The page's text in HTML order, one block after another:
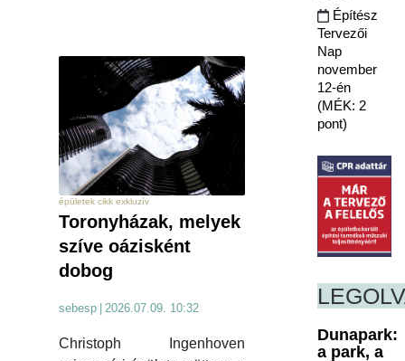
épületek cikk exkluzív
Toronyházak, melyek
szíve oázisként
dobog
sebesp 2026.07.09. 10:32
Christoph Ingenhoven
Építész
Tervezői
Nap
november
12-én
(MÉK: 2
pont)
Dunapark:
a park, a